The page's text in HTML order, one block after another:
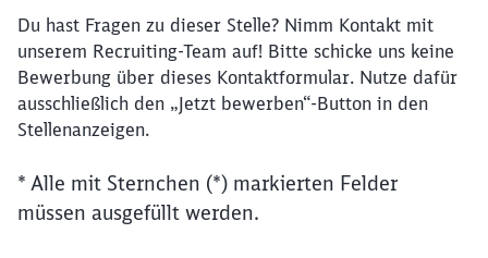
Du hast Fragen zu dieser Stelle? Nimm Kontakt mit
unserem Recruiting-Team auf! Bitte schicke uns keine
Bewerbung über dieses Kontaktformular. Nutze dafür
ausschließlich den „Jetzt bewerben“-Button in den
Stellenanzeigen.
* Alle mit Sternchen (*) markierten Felder
müssen ausgefüllt werden.